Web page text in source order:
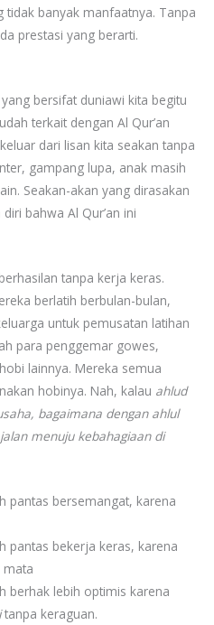
tidak banyak manfaatnya. Tanpa
prestasi yang berarti.
bersifat duniawi kita begitu
terkait dengan Al Qur’an
dari lisan kita seakan tanpa
gampang lupa, anak masih
Seakan-akan yang dirasakan
bahwa Al Qur’an ini
tanpa kerja keras.
berlatih berbulan-bulan,
untuk pemusatan latihan
para penggemar gowes,
lainnya. Mereka semua
hobinya. Nah, kalau ahlud
bagaimana dengan ahlul
menuju kebahagiaan di
pantas bersemangat, karena
pantas bekerja keras, karena
mata
berhak lebih optimis karena
tanpa keraguan.